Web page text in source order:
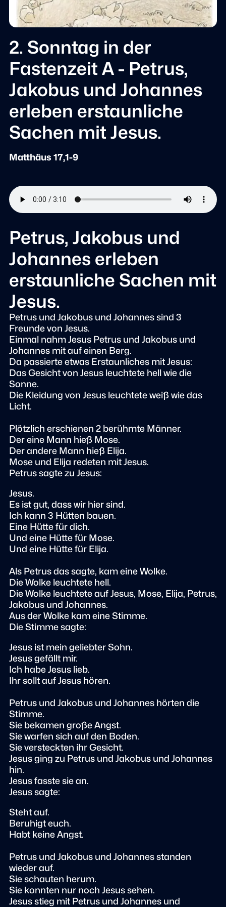
2. Sonntag in der
Fastenzeit A - Petrus,
Jakobus und Johannes
erleben erstaunliche
Sachen mit Jesus.
Matthäus 17,1-9
Petrus, Jakobus und
Johannes erleben
erstaunliche Sachen mit
Jesus.
Petrus und Jakobus und Johannes sind 3
Freunde von Jesus.
Einmal nahm Jesus Petrus und Jakobus und
Johannes mit auf einen Berg.
Da passierte etwas Erstaunliches mit Jesus:
Das Gesicht von Jesus leuchtete hell wie die
Sonne.
Die Kleidung von Jesus leuchtete weiß wie das
Licht.
Plötzlich erschienen 2 berühmte Männer.
Der eine Mann hieß Mose.
Der andere Mann hieß Elija.
Mose und Elija redeten mit Jesus.
Petrus sagte zu Jesus:
Jesus.
Es ist gut, dass wir hier sind.
Ich kann 3 Hütten bauen.
Eine Hütte für dich.
Und eine Hütte für Mose.
Und eine Hütte für Elija.
Als Petrus das sagte, kam eine Wolke.
Die Wolke leuchtete hell.
Die Wolke leuchtete auf Jesus, Mose, Elija, Petrus,
Jakobus und Johannes.
Aus der Wolke kam eine Stimme.
Die Stimme sagte:
Jesus ist mein geliebter Sohn.
Jesus gefällt mir.
Ich habe Jesus lieb.
Ihr sollt auf Jesus hören.
Petrus und Jakobus und Johannes hörten die
Stimme.
Sie bekamen große Angst.
Sie warfen sich auf den Boden.
Sie versteckten ihr Gesicht.
Jesus ging zu Petrus und Jakobus und Johannes
hin.
Jesus fasste sie an.
Jesus sagte:
Steht auf.
Beruhigt euch.
Habt keine Angst.
Petrus und Jakobus und Johannes standen
wieder auf.
Sie schauten herum.
Sie konnten nur noch Jesus sehen.
Jesus stieg mit Petrus und Johannes und